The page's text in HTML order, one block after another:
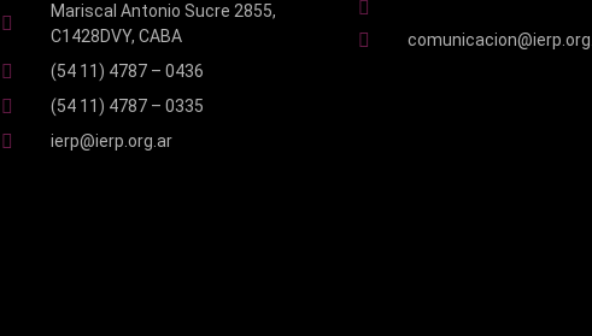
Mariscal Antonio Sucre 2855,
C1428DVY, CABA
(54 11) 4787 – 0436
(54 11) 4787 – 0335
ierp@ierp.org.ar